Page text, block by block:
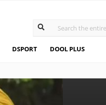
DSPORT DOOL PLUS